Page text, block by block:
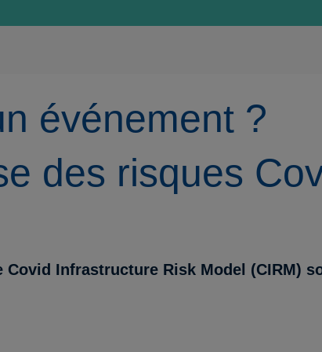
événement ?
des risques
Covid Infrastructure Risk Model (CIRM)